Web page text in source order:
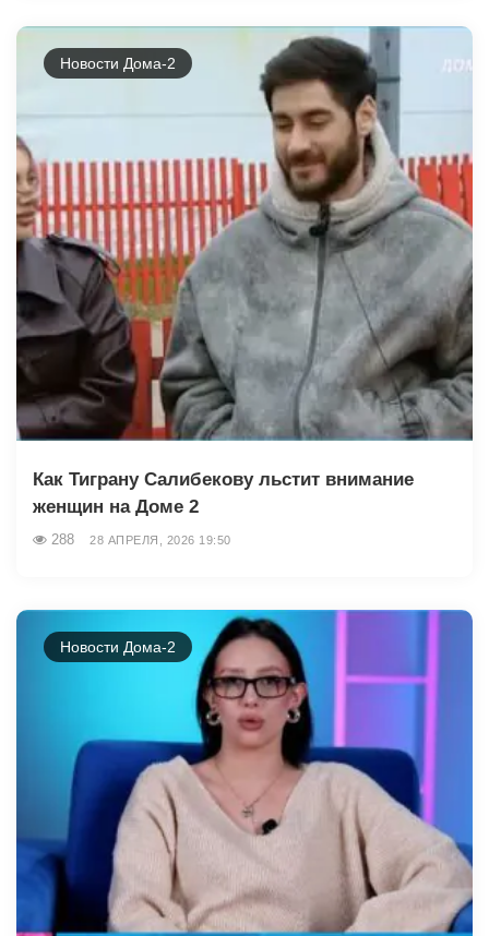
Новости Дома-2
Как Тиграну Салибекову льстит внимание
женщин на Доме 2
288 28 АПРЕЛЯ, 2026 19:50
Новости Дома-2